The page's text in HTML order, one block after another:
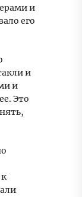
и
его
и
и
Это